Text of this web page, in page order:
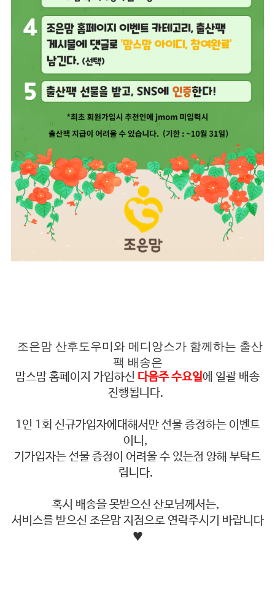
조은맘 산후도우미와 메디앙스가 함께하는 출산
팩 배송은
맘스맘 홈페이지 가입하신 다음주 수요일에 일괄 배송
진행됩니다.
1인 1회 신규가입자에대해서만 선물 증정하는 이벤트
이니,
기가입자는 선물 증정이 어려울 수 있는점 양해 부탁드
립니다.
혹시 배송을 못받으신 산모님께서는,
서비스를 받으신 조은맘 지점으로 연락주시기 바랍니다
♥